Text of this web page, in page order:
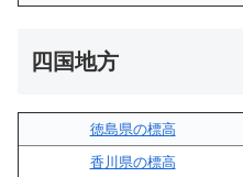
四国地方
徳島県の標高
香川県の標高